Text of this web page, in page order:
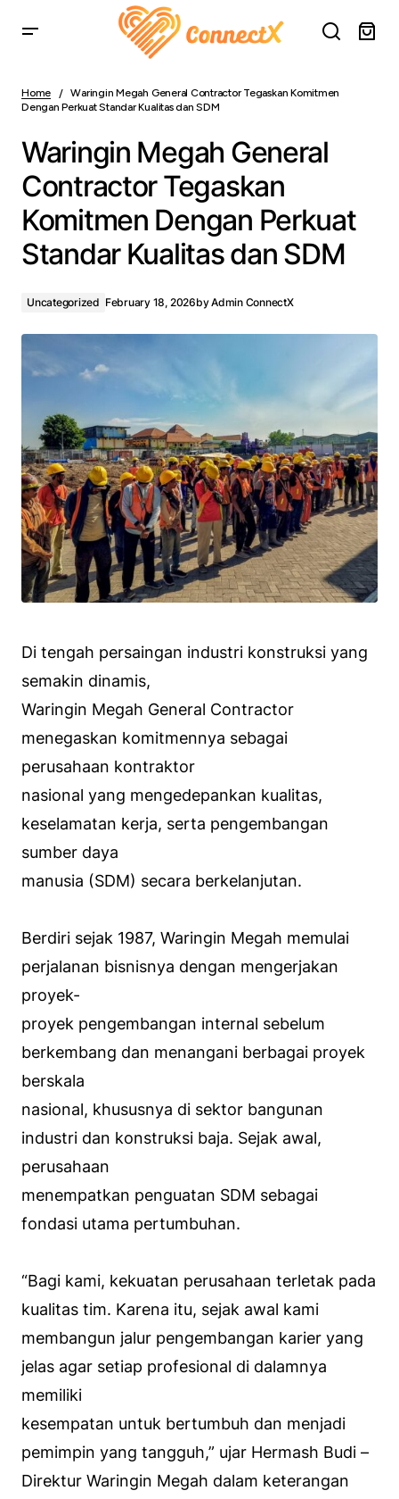
Dengan Perkuat Standar Kualitas dan SDM
Home
Waringin Megah General Contractor Tegaskan Komitmen
Dengan Perkuat Standar Kualitas dan SDM
Waringin Megah General
Contractor Tegaskan
Komitmen Dengan Perkuat
Standar Kualitas dan SDM
Uncategorized February 18, 2026byAdmin ConnectX
Di tengah persaingan industri konstruksi yang
semakin dinamis,
Waringin Megah General Contractor
menegaskan komitmennya sebagai
perusahaan kontraktor
nasional yang mengedepankan kualitas,
keselamatan kerja, serta pengembangan
sumber daya
manusia (SDM) secara berkelanjutan.
Berdiri sejak 1987, Waringin Megah memulai
perjalanan bisnisnya dengan mengerjakan
proyek-
proyek pengembangan internal sebelum
berkembang dan menangani berbagai proyek
berskala
nasional, khususnya di sektor bangunan
industri dan konstruksi baja. Sejak awal,
perusahaan
menempatkan penguatan SDM sebagai
fondasi utama pertumbuhan.
“Bagi kami, kekuatan perusahaan terletak pada
kualitas tim. Karena itu, sejak awal kami
membangun jalur pengembangan karier yang
jelas agar setiap profesional di dalamnya
memiliki
kesempatan untuk bertumbuh dan menjadi
pemimpin yang tangguh,” ujar Hermash Budi –
Direktur Waringin Megah dalam keterangan